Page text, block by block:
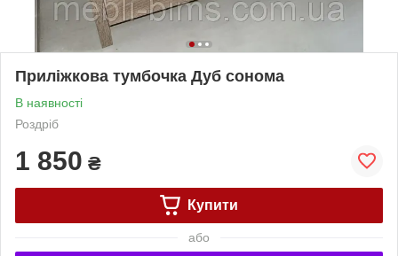
Приліжкова тумбочка Дуб сонома
В наявності
Роздріб
1 850 ₴
Купити
або